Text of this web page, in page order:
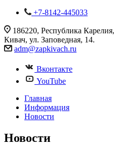
+7-8142-445033
186220, Республика
Кивач, ул. Заповедная, 14.
adm@zapkivach.ru
Вконтакте
YouTube
Главная
Информация
Новости
Новости